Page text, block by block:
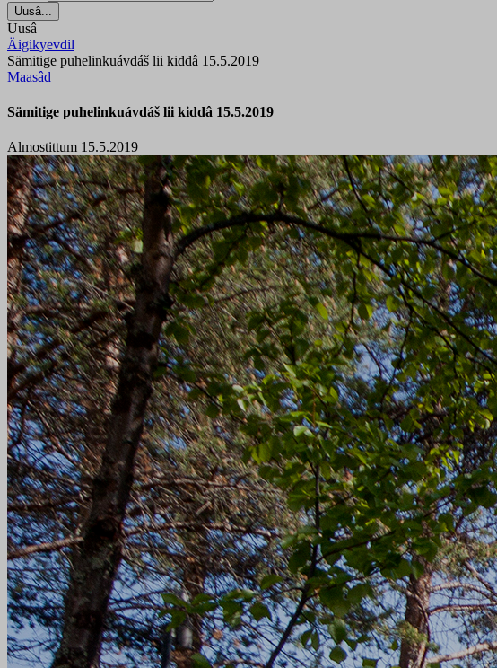
Uusâ...
Uusâ
Äigikyevdil
Sämitige puhelinkuávdáš lii kiddâ 15.5.2019
Maasâd
Sämitige puhelinkuávdáš lii kiddâ 15.5.2019
Almostittum 15.5.2019